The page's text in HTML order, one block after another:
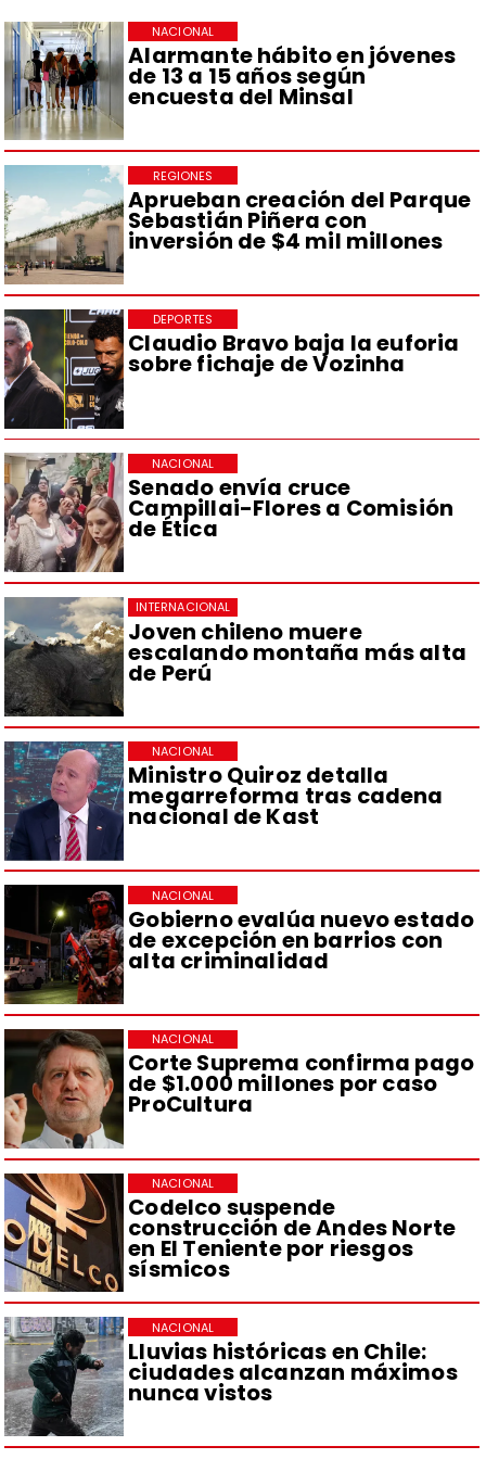
Alarmante hábito en jóvenes
de 13 a 15 años según
encuesta del Minsal
NACIONAL
Aprueban creación del Parque
Sebastián Piñera con
inversión de $4 mil millones
REGIONES
Claudio Bravo baja la euforia
sobre fichaje de Vozinha
DEPORTES
Senado envía cruce
Campillai-Flores a Comisión
de Ética
NACIONAL
Joven chileno muere
escalando montaña más alta
de Perú
INTERNACIONAL
Ministro Quiroz detalla
megarreforma tras cadena
nacional de Kast
NACIONAL
Gobierno evalúa nuevo estado
de excepción en barrios con
alta criminalidad
NACIONAL
Corte Suprema confirma pago
de $1.000 millones por caso
ProCultura
NACIONAL
Codelco suspende
construcción de Andes Norte
en El Teniente por riesgos
sísmicos
NACIONAL
Lluvias históricas en Chile:
ciudades alcanzan máximos
nunca vistos
NACIONAL